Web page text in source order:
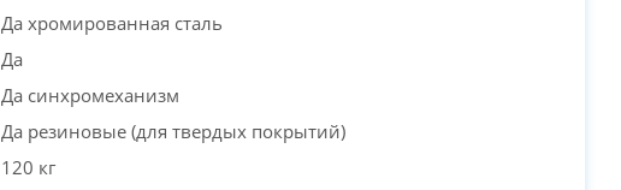
Да хромированная сталь
Да
Да синхромеханизм
Да резиновые (для твердых покрытий)
120 кг